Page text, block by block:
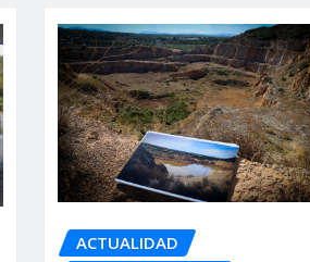
ACTUALIDAD